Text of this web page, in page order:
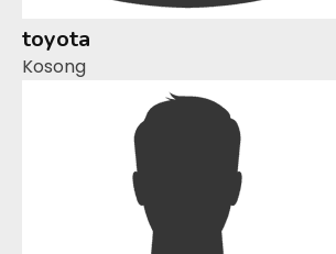
toyota
Kosong